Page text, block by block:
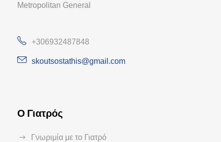
Metropolitan General
+306932487848
skoutsostathis@gmail.com
Ο Γιατρός
Γνωριμία με το Γιατρό